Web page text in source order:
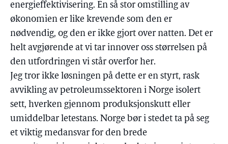
energieffektivisering. En så stor omstilling av
økonomien er like krevende som den er
nødvendig, og den er ikke gjort over natten. Det er
helt avgjørende at vi tar innover oss størrelsen på
den utfordringen vi står overfor her.
Jeg tror ikke løsningen på dette er en styrt, rask
avvikling av petroleumssektoren i Norge isolert
sett, hverken gjennom produksjonskutt eller
umiddelbar letestans. Norge bør i stedet ta på seg
et viktig medansvar for den brede